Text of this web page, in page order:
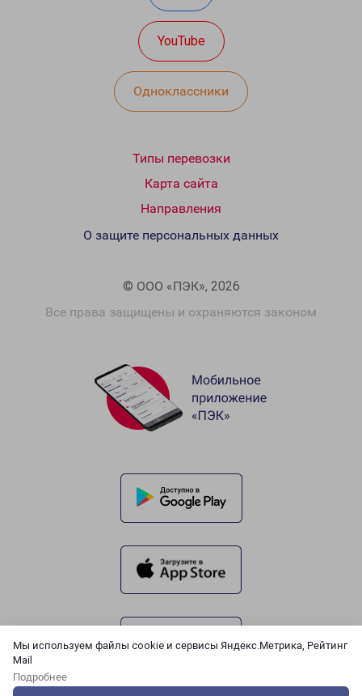
Мы используем файлы cookie и сервисы Яндекс.Метрика, Рейтинг
Mail
Подробнее
YouTube
Одноклассники
Типы перевозки
Карта сайта
Направления
© ООО «ПЭК», 2026
Все права защищены и охраняются законом
О защите персональных данных